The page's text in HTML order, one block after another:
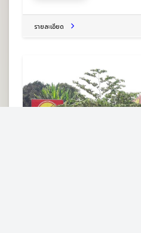
รายละเอียด